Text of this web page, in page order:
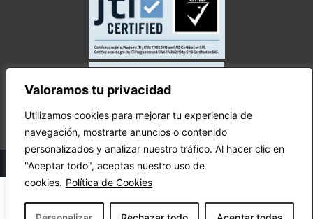
Valoramos tu privacidad
Utilizamos cookies para mejorar tu experiencia de
navegación, mostrarte anuncios o contenido
personalizados y analizar nuestro tráfico. Al hacer clic en
"Aceptar todo", aceptas nuestro uso de
cookies. Política de Cookies
© Copyright Ecuador Chequea 2025.